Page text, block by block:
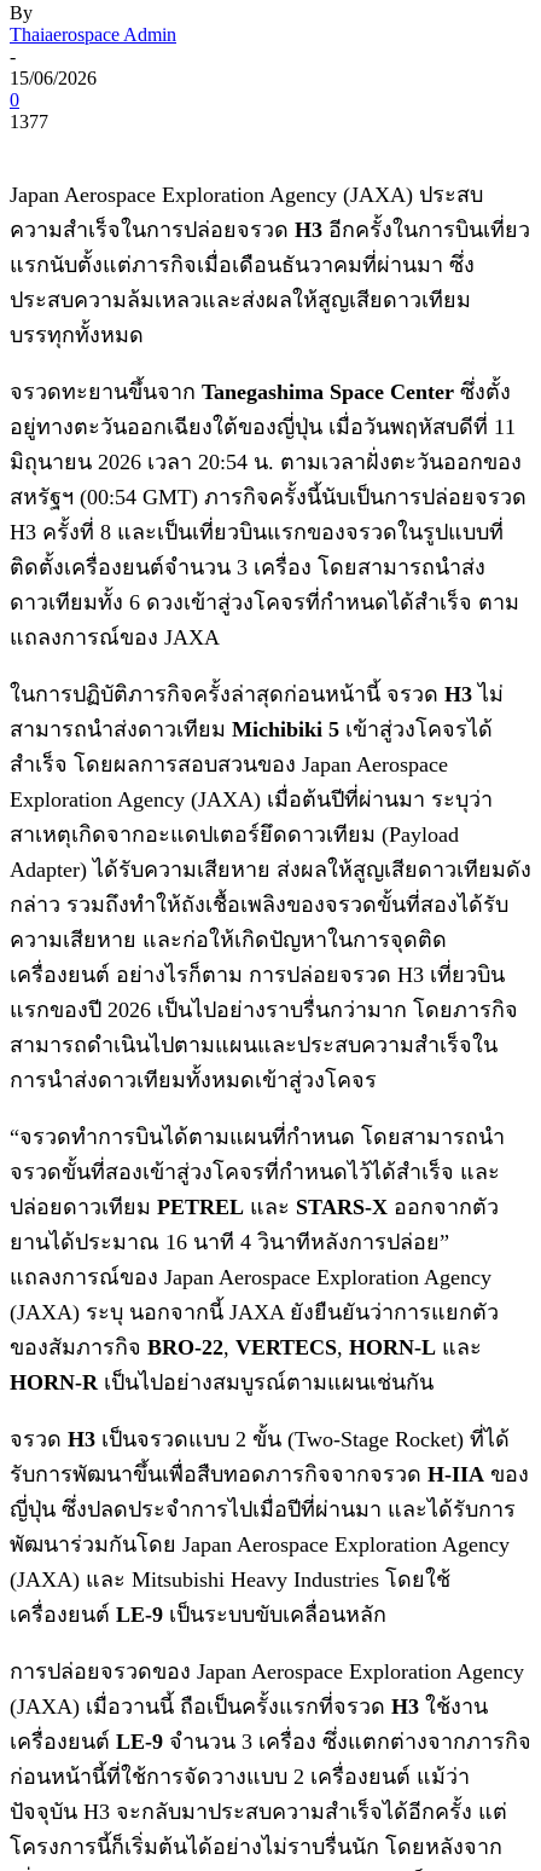
By
Thaiaerospace Admin
-
15/06/2026
0
1377
Japan Aerospace Exploration Agency (JAXA) ประสบ
ความสำเร็จในการปล่อยจรวด H3 อีกครั้งในการบินเที่ยว
แรกนับตั้งแต่ภารกิจเมื่อเดือนธันวาคมที่ผ่านมา ซึ่ง
ประสบความล้มเหลวและส่งผลให้สูญเสียดาวเทียม
บรรทุกทั้งหมด
จรวดทะยานขึ้นจาก Tanegashima Space Center ซึ่งตั้ง
อยู่ทางตะวันออกเฉียงใต้ของญี่ปุ่น เมื่อวันพฤหัสบดีที่ 11
มิถุนายน 2026 เวลา 20:54 น. ตามเวลาฝั่งตะวันออกของ
สหรัฐฯ (00:54 GMT) ภารกิจครั้งนี้นับเป็นการปล่อยจรวด
H3 ครั้งที่ 8 และเป็นเที่ยวบินแรกของจรวดในรูปแบบที่
ติดตั้งเครื่องยนต์จำนวน 3 เครื่อง โดยสามารถนำส่ง
ดาวเทียมทั้ง 6 ดวงเข้าสู่วงโคจรที่กำหนดได้สำเร็จ ตาม
แถลงการณ์ของ JAXA
ในการปฏิบัติภารกิจครั้งล่าสุดก่อนหน้านี้ จรวด H3 ไม่
สามารถนำส่งดาวเทียม Michibiki 5 เข้าสู่วงโคจรได้
สำเร็จ โดยผลการสอบสวนของ Japan Aerospace
Exploration Agency (JAXA) เมื่อต้นปีที่ผ่านมา ระบุว่า
สาเหตุเกิดจากอะแดปเตอร์ยึดดาวเทียม (Payload
Adapter) ได้รับความเสียหาย ส่งผลให้สูญเสียดาวเทียมดัง
กล่าว รวมถึงทำให้ถังเชื้อเพลิงของจรวดขั้นที่สองได้รับ
ความเสียหาย และก่อให้เกิดปัญหาในการจุดติด
เครื่องยนต์ อย่างไรก็ตาม การปล่อยจรวด H3 เที่ยวบิน
แรกของปี 2026 เป็นไปอย่างราบรื่นกว่ามาก โดยภารกิจ
สามารถดำเนินไปตามแผนและประสบความสำเร็จใน
การนำส่งดาวเทียมทั้งหมดเข้าสู่วงโคจร
“จรวดทำการบินได้ตามแผนที่กำหนด โดยสามารถนำ
จรวดขั้นที่สองเข้าสู่วงโคจรที่กำหนดไว้ได้สำเร็จ และ
ปล่อยดาวเทียม PETREL และ STARS-X ออกจากตัว
ยานได้ประมาณ 16 นาที 4 วินาทีหลังการปล่อย”
แถลงการณ์ของ Japan Aerospace Exploration Agency
(JAXA) ระบุ นอกจากนี้ JAXA ยังยืนยันว่าการแยกตัว
ของสัมภารกิจ BRO-22, VERTECS, HORN-L และ
HORN-R เป็นไปอย่างสมบูรณ์ตามแผนเช่นกัน
จรวด H3 เป็นจรวดแบบ 2 ขั้น (Two-Stage Rocket) ที่ได้
รับการพัฒนาขึ้นเพื่อสืบทอดภารกิจจากจรวด H-IIA ของ
ญี่ปุ่น ซึ่งปลดประจำการไปเมื่อปีที่ผ่านมา และได้รับการ
พัฒนาร่วมกันโดย Japan Aerospace Exploration Agency
(JAXA) และ Mitsubishi Heavy Industries โดยใช้
เครื่องยนต์ LE-9 เป็นระบบขับเคลื่อนหลัก
การปล่อยจรวดของ Japan Aerospace Exploration Agency
(JAXA) เมื่อวานนี้ ถือเป็นครั้งแรกที่จรวด H3 ใช้งาน
เครื่องยนต์ LE-9 จำนวน 3 เครื่อง ซึ่งแตกต่างจากภารกิจ
ก่อนหน้านี้ที่ใช้การจัดวางแบบ 2 เครื่องยนต์ แม้ว่า
ปัจจุบัน H3 จะกลับมาประสบความสำเร็จได้อีกครั้ง แต่
โครงการนี้ก็เริ่มต้นได้อย่างไม่ราบรื่นนัก โดยหลังจาก